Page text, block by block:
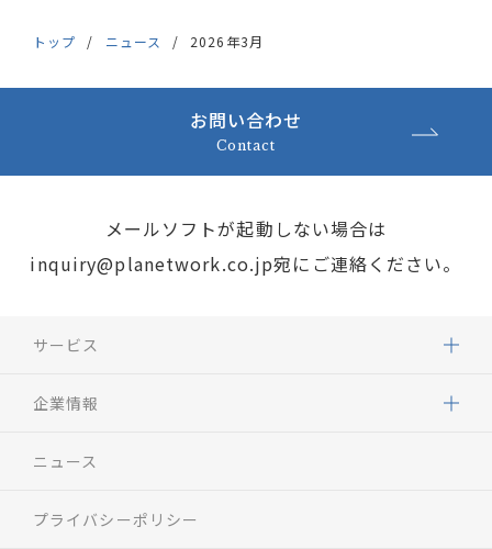
トップ ニュース 2026年3月
お問い合わせ
Contact
メールソフトが起動しない場合は
inquiry@planetwork.co.jp宛にご連絡ください。
サービス
企業情報
ニュース
プライバシーポリシー